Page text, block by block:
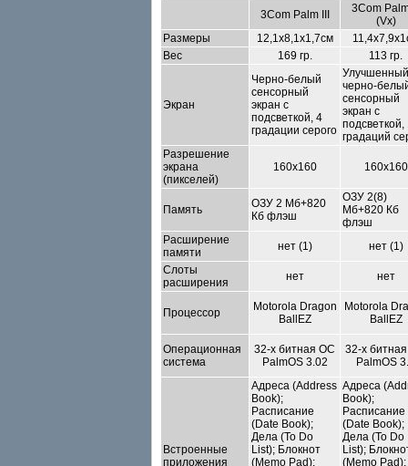
3Com Palm III
3Com
(Vx)
Размеры
12,1x8,1x1,7см
Вес
169 гр. 113 гр.
Экран
Черно-белый
сенсорный
экран с
подсветкой, 4
градации серого
Улучшенный
черно-
сенсорный
экран с
подсветкой,
градаций
Разрешение
экрана
(пикселей)
160x160 160x160
Память
ОЗУ 2 Мб+820
Кб флэш
ОЗУ 2(8)
Мб+820 Кб
флэш
Расширение
памяти
нет (1)
нет (1)
Слоты
расширения
нет нет
Процессор
Motorola Dragon
BallEZ
Motorola
BallEZ
Операционная
система
32-х битная ОС
PalmOS 3.02
32-х
PalmOS
Встроенные
приложения
Адреса (Address
Book);
Расписание
(Date Book);
Дела (To Do
List); Блокнот
(Memo Pad);
Адреса
Book);
Расписание
(Date Book);
Дела (To Do
List);
(Memo Pad);